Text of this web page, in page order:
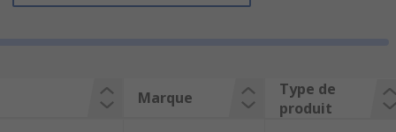
de tuyau sont disponibles en
Marque
Type de
produit